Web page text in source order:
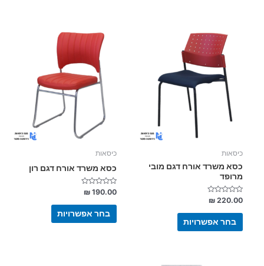
כיסאות
כסא משרד אורח דגם מובי
מרופד
דורג
0
מתוך
₪220.00
בחר אפשרויות
מספר
סוגים.
לבחור
האפשרויות
המוצר
כיסאות
כסא משרד אורח דגם רון
דורג
0
מתוך
₪190.00
בחר אפשרויות
מספר
סוגים.
לבחור
את
האפשרויות